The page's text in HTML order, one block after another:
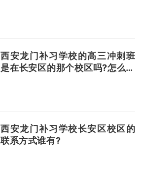
西安龙门补习学校的高三冲刺班
是在长安区的那个校区吗?怎么联
西安龙门补习学校长安区校区的
联系方式谁有?